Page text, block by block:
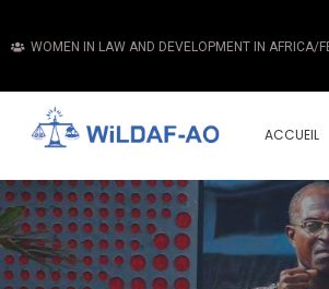
WOMEN IN LAW AND DEVELOPMENT IN AFRICA/
ACCUEIL